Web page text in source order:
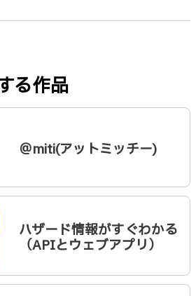
る作品
＠miti(アットミッチー)
ハザード情報がすぐわかる
（APIとウェブアプリ）